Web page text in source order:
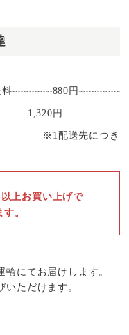
880円
1,320円
※1配送先につき
上お買い上げで
。
にてお届けします。
いただけます。